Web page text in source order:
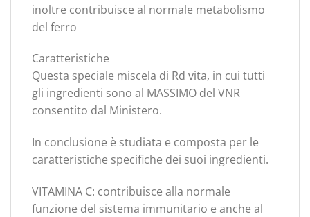
inoltre contribuisce al normale metabolismo
del ferro
Caratteristiche
Questa speciale miscela di Rd vita, in cui tutti
gli ingredienti sono al MASSIMO del VNR
consentito dal Ministero.
In conclusione è studiata e composta per le
caratteristiche specifiche dei suoi ingredienti.
VITAMINA C: contribuisce alla normale
funzione del sistema immunitario e anche al